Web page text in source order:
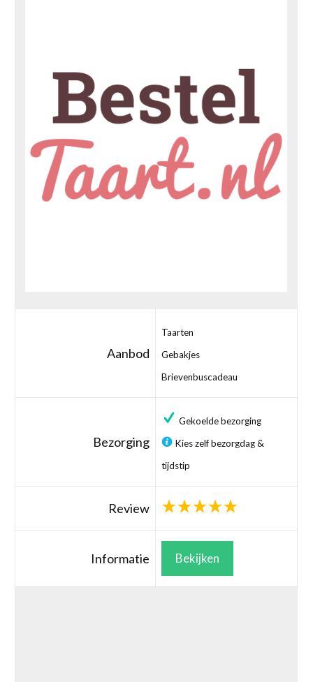
Aanbod
Taarten
Gebakjes
Brievenbuscadeau
Bezorging
Gekoelde bezorging
Kies zelf bezorgdag &
tijdstip
Review
Informatie Bekijken